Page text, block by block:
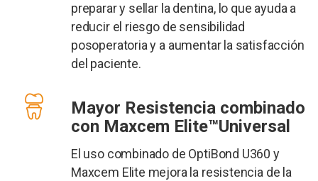
preparar y sellar la dentina, lo que ayuda a
reducir el riesgo de sensibilidad
posoperatoria y a aumentar la satisfacción
del paciente.
Mayor Resistencia combinado
con Maxcem Elite™Universal
El uso combinado de OptiBond U360 y
Maxcem Elite mejora la resistencia de la